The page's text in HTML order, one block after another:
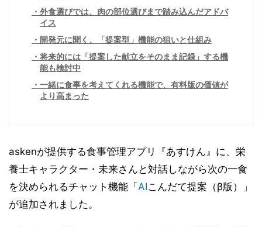
外食選びでは、肉の部位選びまで踏み込んだアドバ
イス
開発元に聞く、「提案型」機能の狙いと仕組み
将来的には「提案した献立をそのまま記録」する機
能も検討中
一緒に食事を考えてくれる機能で、有料版の価値が
より高まった
askenが提供する食事管理アプリ『あすけん』に、栄
養士キャラクター・未来さんと対話しながら次の一食
を決められるチャット機能「 AIこんだて提案（β版）」
が追加されました。